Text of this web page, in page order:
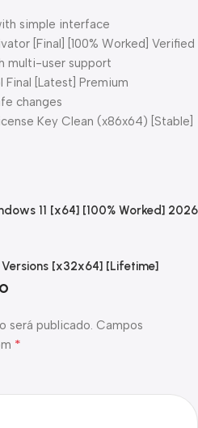
simple interface
[Final] [100% Worked] Verified
multi-user support
[Latest] Premium
changes
Key Clean (x86x64) [Stable]
11 [x64] [100% Worked] 2026
[x32x64] [Lifetime]
será publicado. Campos
*